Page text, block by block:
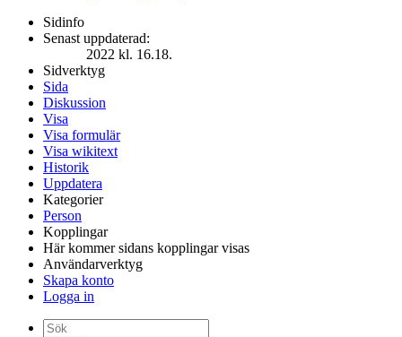
Sidinfo
Senast uppdaterad:
2022 kl. 16.18.
Sidverktyg
Sida
Diskussion
Visa
Visa formulär
Visa wikitext
Historik
Uppdatera
Kategorier
Person
Kopplingar
Här kommer sidans kopplingar visas
Användarverktyg
Skapa konto
Logga in